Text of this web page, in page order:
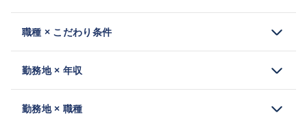
職種 × こだわり条件
勤務地 × 年収
勤務地 × 職種